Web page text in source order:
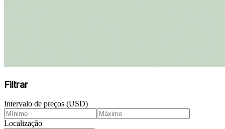
Filtrar
Intervalo de preços (USD)
Localização